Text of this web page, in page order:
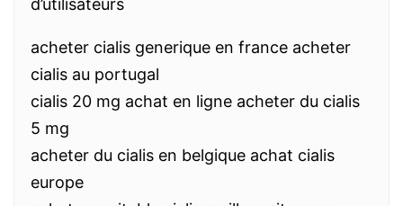
d’utilisateurs
acheter cialis generique en france acheter
cialis au portugal
cialis 20 mg achat en ligne acheter du cialis
5 mg
acheter du cialis en belgique achat cialis
europe